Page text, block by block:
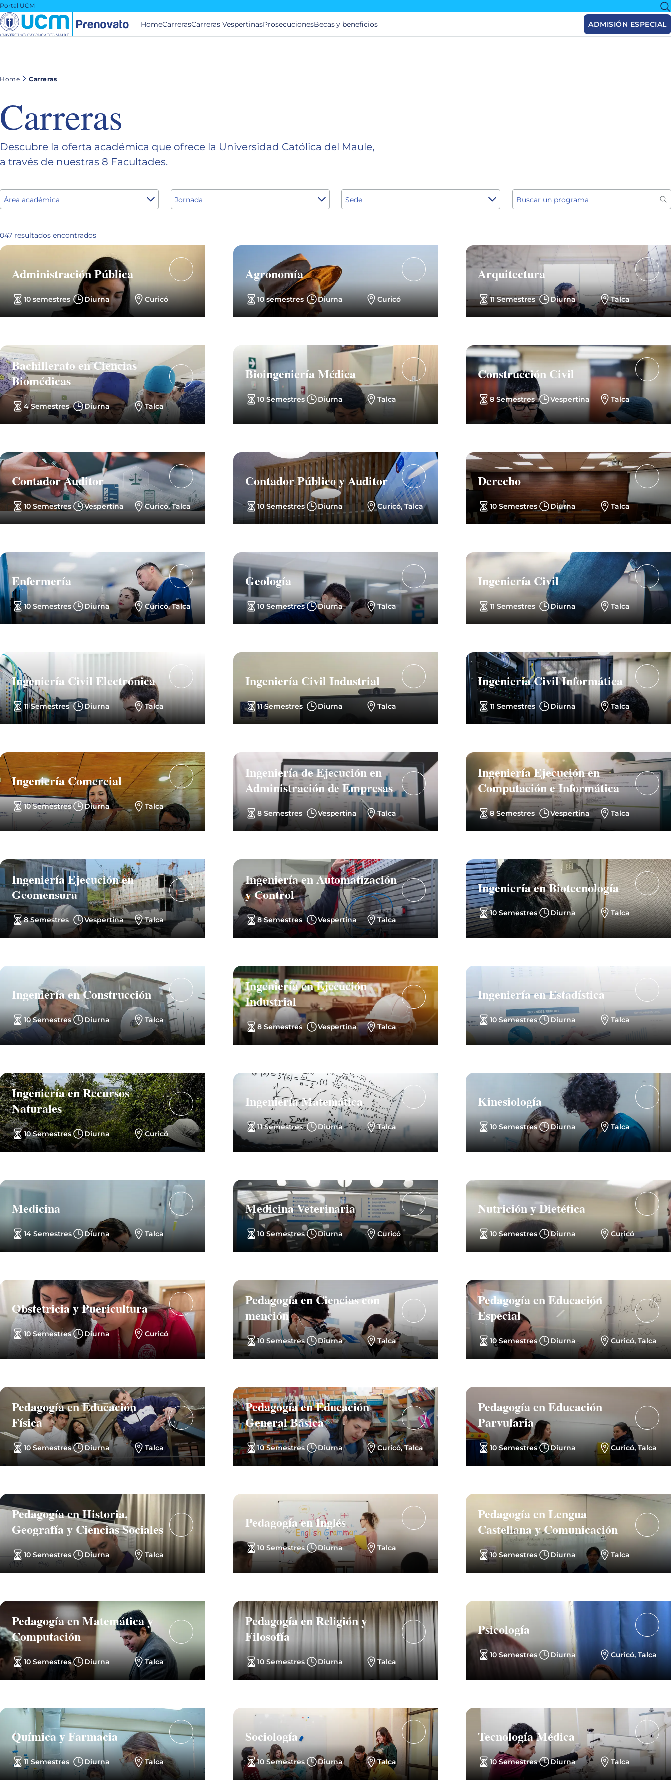
Portal UCM
HomeCarrerasCarreras VespertinasProsecucionesBecas y beneficios ADMISIÓN ESPECIAL
Home Carreras
Carreras
Descubre la oferta académica que ofrece la Universidad Católica del Maule,
a través de nuestras 8 Facultades.
Área académica Jornada Sede Buscar un programa
047 resultados encontrados
Administración Pública
10 semestres Diurna Curicó
Agronomía
10 semestres Diurna Curicó
Arquitectura
11 Semestres Diurna Talca
Bachillerato en Ciencias
Biomédicas
4 Semestres Diurna Talca
Bioingeniería Médica
10 Semestres Diurna Talca
Construcción Civil
8 Semestres Vespertina Talca
Contador Auditor
10 Semestres Vespertina Curicó, Talca
Contador Público y Auditor
10 Semestres Diurna Curicó, Talca
Derecho
10 Semestres Diurna Talca
Enfermería
10 Semestres Diurna Curicó, Talca
Geología
10 Semestres Diurna Talca
Ingeniería Civil
11 Semestres Diurna Talca
Ingeniería Civil Electrónica
11 Semestres Diurna Talca
Ingeniería Civil Industrial
11 Semestres Diurna Talca
Ingeniería Civil Informática
11 Semestres Diurna Talca
Ingeniería Comercial
10 Semestres Diurna Talca
Ingeniería de Ejecución en
Administración de Empresas
8 Semestres Vespertina Talca
Ingeniería Ejecución en
Computación e Informática
8 Semestres Vespertina Talca
Ingeniería Ejecución en
Geomensura
8 Semestres Vespertina Talca
Ingeniería en Automatización
y Control
8 Semestres Vespertina Talca
Ingeniería en Biotecnología
10 Semestres Diurna Talca
Ingeniería en Construcción
10 Semestres Diurna Talca
Ingeniería en Ejecución
Industrial
8 Semestres Vespertina Talca
Ingeniería en Estadística
10 Semestres Diurna Talca
Ingeniería en Recursos
Naturales
10 Semestres Diurna Curicó
Ingeniería Matemática
11 Semestres Diurna Talca
Kinesiología
10 Semestres Diurna Talca
Medicina
14 Semestres Diurna Talca
Medicina Veterinaria
10 Semestres Diurna Curicó
Nutrición y Dietética
10 Semestres Diurna Curicó
Obstetricia y Puericultura
10 Semestres Diurna Curicó
Pedagogía en Ciencias con
mención
10 Semestres Diurna Talca
Pedagogía en Educación
Especial
10 Semestres Diurna Curicó, Talca
Pedagogía en Educación
Física
10 Semestres Diurna Talca
Pedagogía en Educación
General Básica
10 Semestres Diurna Curicó, Talca
Pedagogía en Educación
Parvularia
10 Semestres Diurna Curicó, Talca
Pedagogía en Historia,
Geografía y Ciencias Sociales
10 Semestres Diurna Talca
Pedagogía en Inglés
10 Semestres Diurna Talca
Pedagogía en Lengua
Castellana y Comunicación
10 Semestres Diurna Talca
Pedagogía en Matemática y
Computación
10 Semestres Diurna Talca
Pedagogía en Religión y
Filosofía
10 Semestres Diurna Talca
Psicología
10 Semestres Diurna Curicó, Talca
Química y Farmacia
11 Semestres Diurna Talca
Sociología
10 Semestres Diurna Talca
Tecnología Médica
10 Semestres Diurna Talca
Filtrar
Ingenierías
Ciencias Sociales y Económicas
Jornada